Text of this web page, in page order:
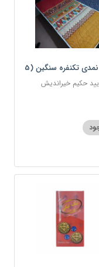
تشک نمدی تکنفره سنگین (5
دوین (پس کرایه)
حکیم خیراندیش